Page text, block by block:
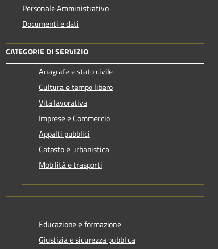
Personale Amministrativo
Documenti e dati
CATEGORIE DI SERVIZIO
Anagrafe e stato civile
Cultura e tempo libero
Vita lavorativa
Imprese e Commercio
Appalti pubblici
Catasto e urbanistica
Mobilità e trasporti
Educazione e formazione
Giustizia e sicurezza pubblica